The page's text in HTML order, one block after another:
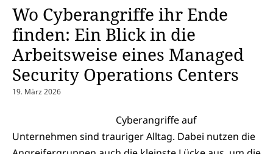
Wo Cyberangriffe ihr Ende
finden: Ein Blick in die
Arbeitsweise eines Managed
Security Operations Centers
19. März 2026
Cyberangriffe auf
Unternehmen sind trauriger Alltag. Dabei nutzen die